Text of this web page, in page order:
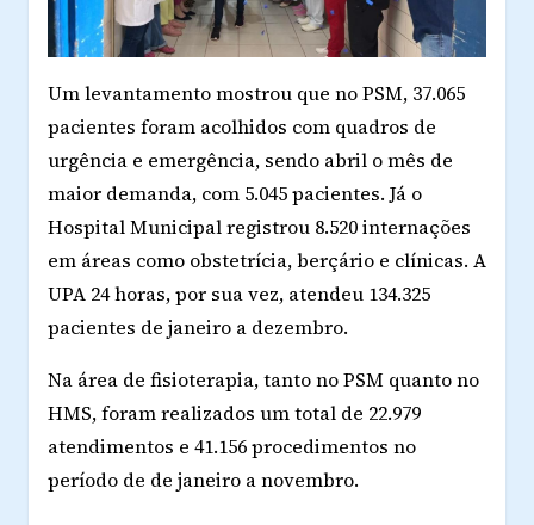
Um levantamento mostrou que no PSM, 37.065
pacientes foram acolhidos com quadros de
urgência e emergência, sendo abril o mês de
maior demanda, com 5.045 pacientes. Já o
Hospital Municipal registrou 8.520 internações
em áreas como obstetrícia, berçário e clínicas. A
UPA 24 horas, por sua vez, atendeu 134.325
pacientes de janeiro a dezembro.
Na área de fisioterapia, tanto no PSM quanto no
HMS, foram realizados um total de 22.979
atendimentos e 41.156 procedimentos no
período de de janeiro a novembro.